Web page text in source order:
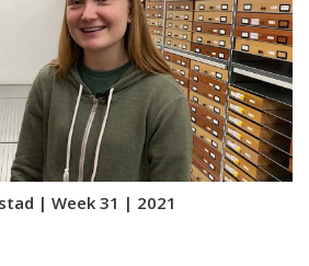
| Week 31 | 2021